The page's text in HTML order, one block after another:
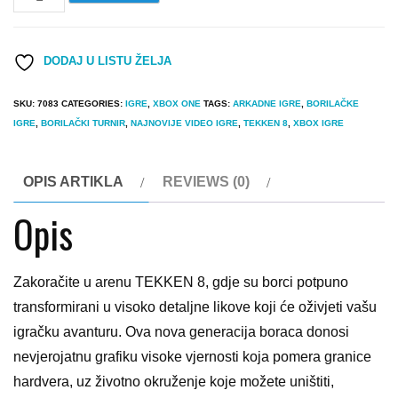
Tekken
XboxDODAJ U LISTU ŽELJA
SKU: 7083 CATEGORIES: IGRE XBOX ONE TAGS: ARKADNE IGRE
BORILAČKE
IGRE
BORILAČKI TURNIR NAJNOVIJE VIDEO IGRE TEKKEN 8 XBOX IGRE
OPIS ARTIKLA REVIEWS (0)
Opis
Zakoračite u arenu TEKKEN 8, gdje su borci potpuno
transformirani u visoko detaljne likove koji će oživjeti vašu
igračku avanturu. Ova nova generacija boraca donosi
nevjerojatnu grafiku visoke vjernosti koja pomera granice
hardvera, uz životno okruženje koje možete uništiti,